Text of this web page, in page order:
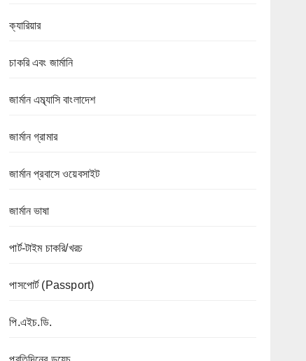
ক্যারিয়ার
চাকরি এবং জার্মানি
জার্মান এম্ব্যাসি বাংলাদেশ
জার্মান গ্রামার
জার্মান প্রবাসে ওয়েবসাইট
জার্মান ভাষা
পার্ট-টাইম চাকরি/খরচ
পাসপোর্ট (Passport)
পি.এইচ.ডি.